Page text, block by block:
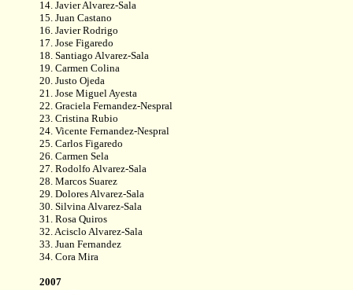
14. Javier Alvarez-Sala
15. Juan Castano
16. Javier Rodrigo
17. Jose Figaredo
18. Santiago Alvarez-Sala
19. Carmen Colina
20. Justo Ojeda
21. Jose Miguel Ayesta
22. Graciela Fernandez-Nespral
23. Cristina Rubio
24. Vicente Fernandez-Nespral
25. Carlos Figaredo
26. Carmen Sela
27. Rodolfo Alvarez-Sala
28. Marcos Suarez
29. Dolores Alvarez-Sala
30. Silvina Alvarez-Sala
31. Rosa Quiros
32. Acisclo Alvarez-Sala
33. Juan Fernandez
34. Cora Mira
2007